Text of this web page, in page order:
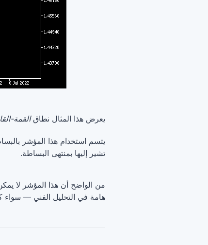
يعرض هذا المثال نطاقالقمة-
يتسم استخدام هذا المؤشر
تشير إليها بمنتهى البساطة.
من الواضح أن هذا المؤشر لا
هامة في التحليل الفني —